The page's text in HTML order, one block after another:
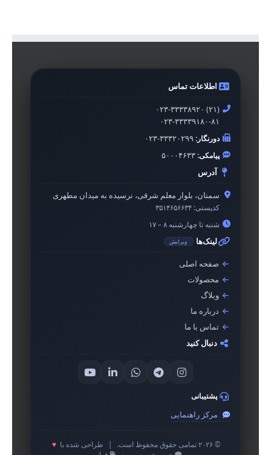
اطلاعات تماس
۰۲۳-۳۳۳۳۸۹۲۰ (۲۱)
۰۲۳-۳۳۳۳۹۱۸۰-۸۱
دورنگار:۰۲۳-۳۳۳۲۰۲۹۹
پیامکی:۵۰۰۰۴۶۳۳
آدرس
سمنان، بلوار معلم شرقی، نرسیده به میدان مطهری
کدپستی: ۳۵۱۴۶۵۶۶۳۴
شنبه تا چهارشنبه ۸ – ۱۷
لینک‌ها ویرایش
صفحه اصلی
محصولات
وبلاگ
درباره ما
تماس با ما
دنبال کنید
پشتیبانی
مرکز راهنمایی
© ۲۰۲۶ تمامی حقوق محفوظ است. طراحی شده با ♥